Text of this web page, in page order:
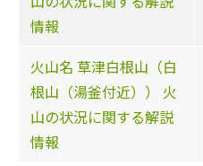
情報
火山名 草津白根山（白
根山（湯釜付近）） 火
山の状況に関する解説
情報